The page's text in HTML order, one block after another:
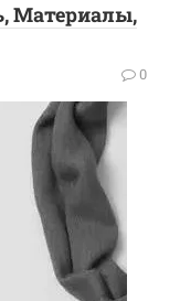
Материалы,
0